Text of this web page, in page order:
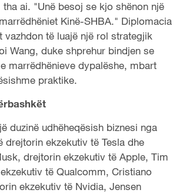
ai. "Unë besoj se kjo shënon një
Kinë-SHBA." Diplomacia
vazhdon të luajë një rol strategjik
Wang, duke shprehur bindjen se
marrëdhënieve dypalëshe, mbart
praktike.
duzinë udhëheqësish biznesi nga
drejtorin ekzekutiv të Tesla dhe
drejtorin ekzekutiv të Apple, Tim
të Qualcomm, Cristiano
ekzekutiv të Nvidia, Jensen